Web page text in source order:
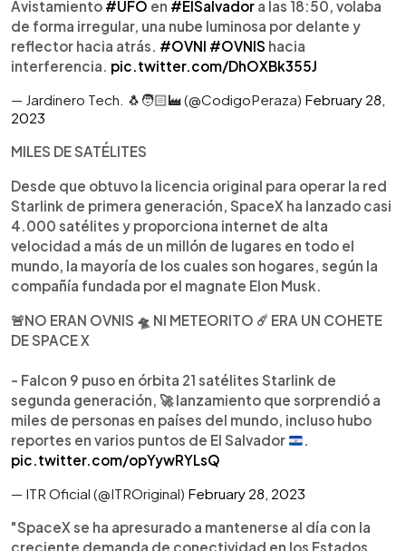
Avistamiento #UFO en #ElSalvador a las 18:50, volaba
de forma irregular, una nube luminosa por delante y
reflector hacia atrás. #OVNI #OVNIS hacia
interferencia. pic.twitter.com/DhOXBk355J
— Jardinero Tech. 🐧🧑🏻‍🏭 (@CodigoPeraza) February 28,
2023
MILES DE SATÉLITES
Desde que obtuvo la licencia original para operar la red
Starlink de primera generación, SpaceX ha lanzado casi
4.000 satélites y proporciona internet de alta
velocidad a más de un millón de lugares en todo el
mundo, la mayoría de los cuales son hogares, según la
compañía fundada por el magnate Elon Musk.
🚨NO ERAN OVNIS 🛸 NI METEORITO ☄️ ERA UN COHETE
DE SPACE X
- Falcon 9 puso en órbita 21 satélites Starlink de
segunda generación, 🚀lanzamiento que sorprendió a
miles de personas en países del mundo, incluso hubo
reportes en varios puntos de El Salvador
.
pic.twitter.com/opYywRYLsQ
— ITR Oficial (@ITROriginal) February 28, 2023
"SpaceX se ha apresurado a mantenerse al día con la
creciente demanda de conectividad en los Estados